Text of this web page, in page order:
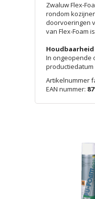
Zwaluw Flex-
rondom
doorvoeringen
van Flex-Foam
Houdbaarheid
In ongeopende
Artikelnummer
EAN nummer: